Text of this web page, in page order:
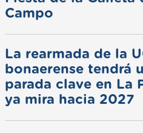
Campo
La rearmada de la
bonaerense tendrá
parada clave en La
ya mira hacia 2027